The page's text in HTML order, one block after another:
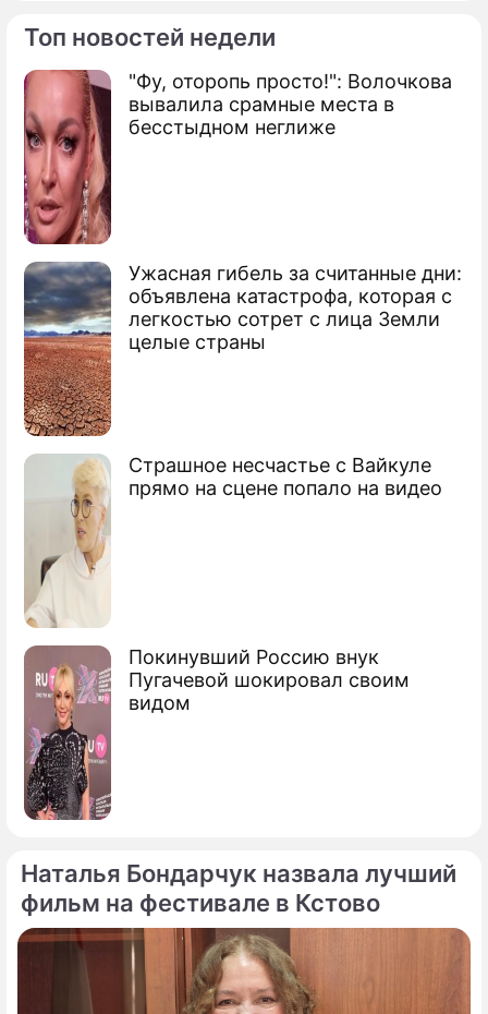
Топ новостей недели
"Фу, оторопь просто!": Волочкова
вывалила срамные места в
бесстыдном неглиже
Ужасная гибель за считанные дни:
объявлена катастрофа, которая с
легкостью сотрет с лица Земли
целые страны
Страшное несчастье с Вайкуле
прямо на сцене попало на видео
Покинувший Россию внук
Пугачевой шокировал своим
видом
По теме
Малькевич рассказал о получении
Шугалеем временного удостоверения
депутата
Мы добились освобождения Шугалея и
Суэйфана общими усилиями – депутат
ГД
Наталья Бондарчук назвала лучший
фильм на фестивале в Кстово